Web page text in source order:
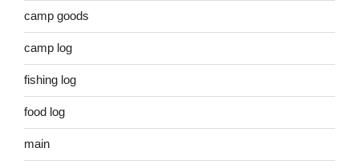
camp goods
camp log
fishing log
food log
main